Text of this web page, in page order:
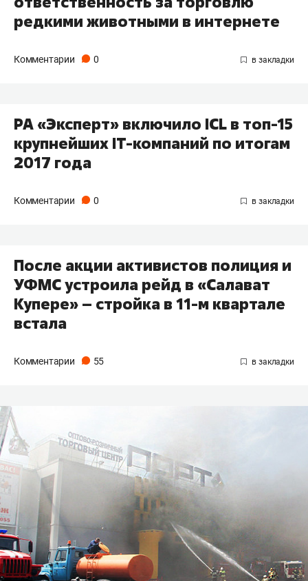
редкими животными в интернете
Комментарии 0
РА «Эксперт» включило ICL в топ-15
крупнейших IТ-компаний по итогам
2017 года
Комментарии 0
После акции активистов полиция и
УФМС устроила рейд в «Салават
Купере» – стройка в 11-м квартале
встала
Комментарии 55